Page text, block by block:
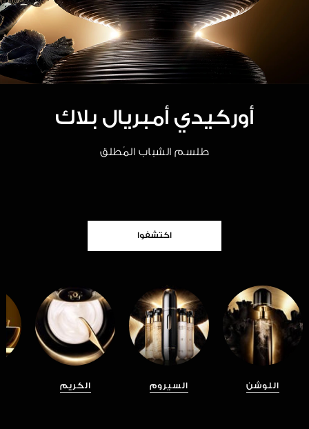
عرض الكل
أوركيدي أمبريال بلاك
طلسم الشباب المُطلق
اكتشفوا
اللوشن السيروم الكريم